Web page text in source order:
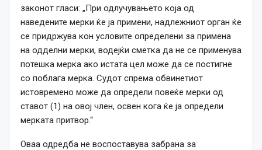
законот гласи: „При одлучувањето која од
наведените мерки ќе ја примени, надлежниот орган ќе
се придржува кон условите определени за примена
на одделни мерки, водејќи сметка да не се применува
потешка мерка ако истата цел може да се постигне
со поблага мерка. Судот спрема обвинетиот
истовремено може да определи повеќе мерки од
ставот (1) на овој член, освен кога ќе ја определи
мерката притвор.“
Оваа одредба не воспоставува забрана за